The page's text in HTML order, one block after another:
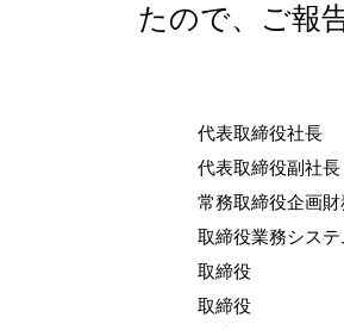
たので、ご報
代表取締役社長
代表取締役副社長
常務取締役企画
取締役業務シス
取締役
取締役